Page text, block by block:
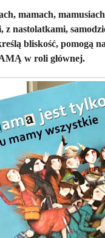
mamach,
z nastolatkami,
bliskość, pomogą
w roli głównej.